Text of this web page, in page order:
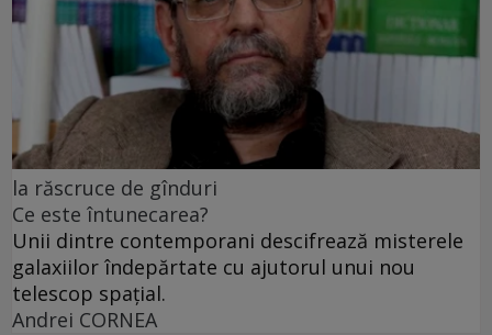
la răscruce de gînduri
Ce este întunecarea?
Unii dintre contemporani descifrează misterele
galaxiilor îndepărtate cu ajutorul unui nou
telescop spațial.
Andrei CORNEA